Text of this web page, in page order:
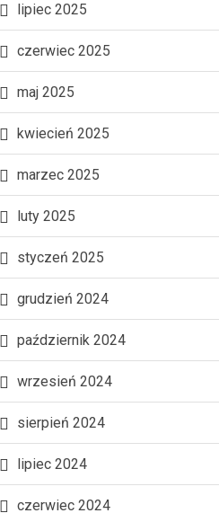
lipiec 2025
czerwiec 2025
maj 2025
kwiecień 2025
marzec 2025
luty 2025
styczeń 2025
grudzień 2024
październik 2024
wrzesień 2024
sierpień 2024
lipiec 2024
czerwiec 2024